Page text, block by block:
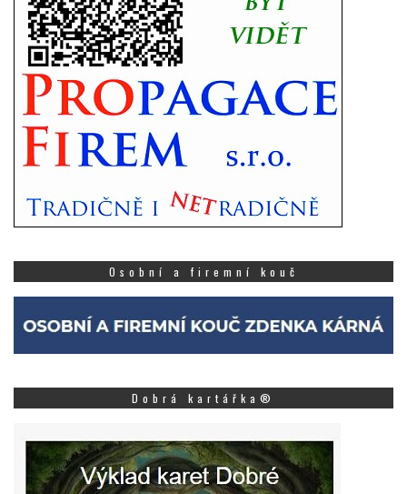
Osobní a firemní kouč
Dobrá kartářka®